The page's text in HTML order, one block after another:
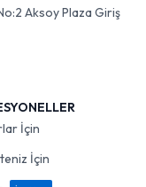
Aksoy Plaza Giriş
İçin
İçin